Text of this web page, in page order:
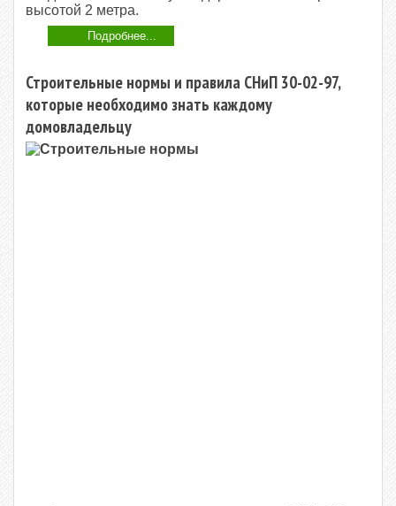
высотой 2 метра.
Подробнее...
Строительные нормы и правила СНиП 30-02-97,
которые необходимо знать каждому
домовладельцу